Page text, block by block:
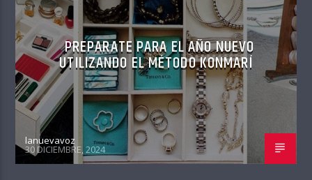
PREPARATE PARA EL AÑO NUEVO
UTILIZANDO EL MÉTODO KONMARÍ
lanuevavoz
30 DICIEMBRE, 2024